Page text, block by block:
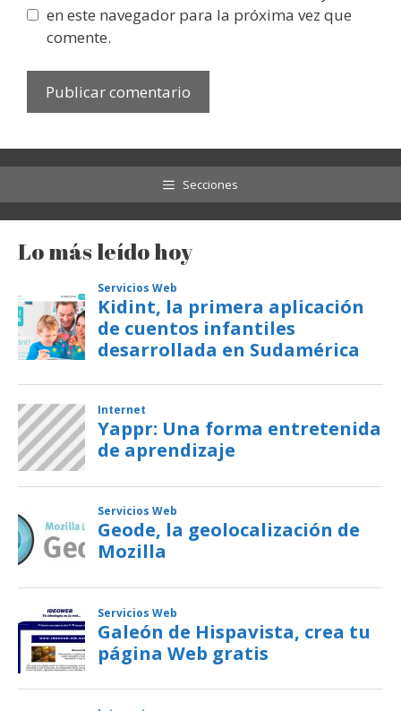
en este navegador para la próxima vez que
comente.
Secciones
Lo más leído hoy